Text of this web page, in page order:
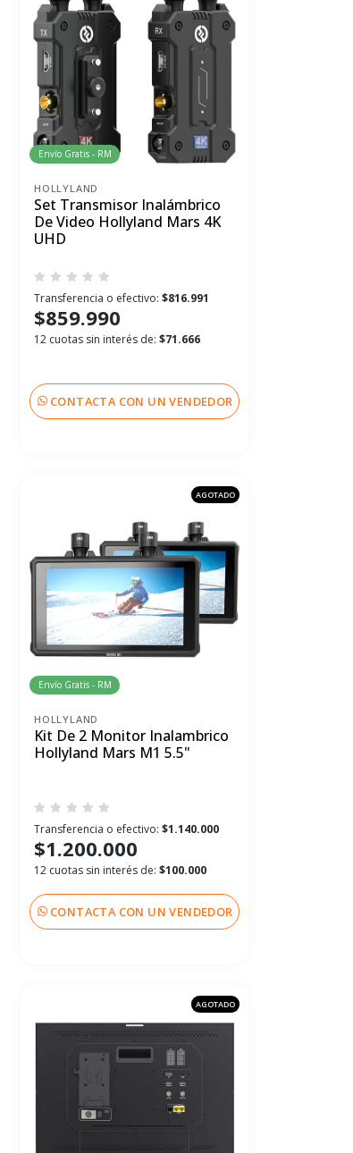
Envío Gratis - RM
HOLLYLAND
Set Transmisor Inalámbrico
De Video Hollyland Mars 4K
UHD
Transferencia o efectivo: $816.991
$859.990
12 cuotas sin interés de: $71.666
CONTACTA CON UN VENDEDOR
AGOTADO
Envío Gratis - RM
HOLLYLAND
Kit De 2 Monitor Inalambrico
Hollyland Mars M1 5.5"
Transferencia o efectivo: $1.140.000
$1.200.000
12 cuotas sin interés de: $100.000
CONTACTA CON UN VENDEDOR
AGOTADO